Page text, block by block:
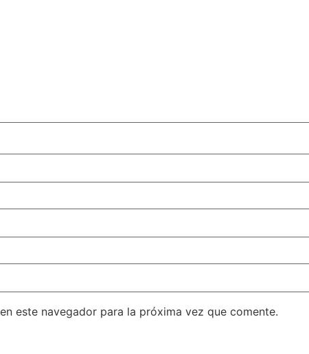
este navegador para la próxima vez que comente.